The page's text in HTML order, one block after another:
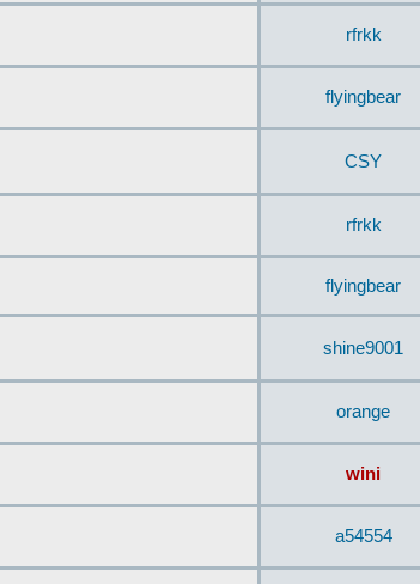
rfrkk
flyingbear
CSY
rfrkk
flyingbear
shine9001
orange
wini
a54554